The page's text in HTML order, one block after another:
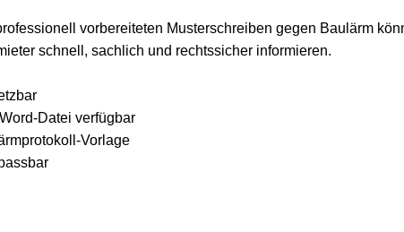
vorbereiteten Musterschreiben gegen Baulärm können
schnell, sachlich und rechtssicher informieren.
Datei verfügbar
Vorlage